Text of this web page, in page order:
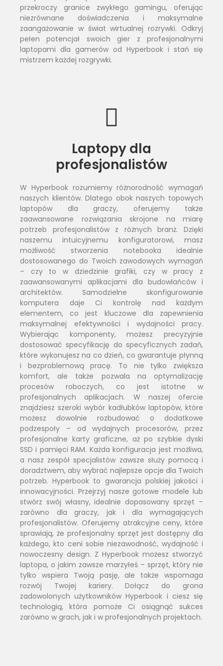
przekroczy granice zwykłego gamingu, oferując
niezrównane doświadczenia i maksymalne
zaangażowanie w świat wirtualnej rozrywki. Odkryj
pełen potencjał swoich gier z profesjonalnymi
laptopami dla gamerów od Hyperbook i stań się
mistrzem każdej rozgrywki.
Laptopy dla
profesjonalistów
W Hyperbook rozumiemy różnorodność wymagań
naszych klientów. Dlatego obok naszych topowych
laptopów dla graczy, oferujemy także
zaawansowane rozwiązania skrojone na miarę
potrzeb profesjonalistów z różnych branż. Dzięki
naszemu intuicyjnemu konfiguratorowi, masz
możliwość stworzenia notebooka idealnie
dostosowanego do Twoich zawodowych wymagań
– czy to w dziedzinie grafiki, czy w pracy z
zaawansowanymi aplikacjami dla budowlańców i
architektów. Samodzielne skonfigurowanie
komputera daje Ci kontrolę nad każdym
elementem, co jest kluczowe dla zapewnienia
maksymalnej efektywności i wydajności pracy.
Wybierając komponenty, możesz precyzyjnie
dostosować specyfikację do specyficznych zadań,
które wykonujesz na co dzień, co gwarantuje płynną
i bezproblemową pracę. To nie tylko zwiększa
komfort, ale także pozwala na optymalizację
procesów roboczych, co jest istotne w
profesjonalnych aplikacjach. W naszej ofercie
znajdziesz szeroki wybór kadłubków laptopów, które
możesz dowolnie rozbudować o dodatkowe
podzespoły – od wydajnych procesorów, przez
profesjonalne karty graficzne, aż po szybkie dyski
SSD i pamięci RAM. Każda konfiguracja jest możliwa,
a nasz zespół specjalistów zawsze służy pomocą i
doradztwem, aby wybrać najlepsze opcje dla Twoich
potrzeb. Hyperbook to gwarancja polskiej jakości i
innowacyjności. Przejrzyj nasze gotowe modele lub
stwórz swój własny, idealnie dopasowany sprzęt –
zarówno dla graczy, jak i dla wymagających
profesjonalistów. Oferujemy atrakcyjne ceny, które
sprawiają, że profesjonalny sprzęt jest dostępny dla
każdego, kto ceni sobie niezawodność, wydajność i
nowoczesny design. Z Hyperbook możesz stworzyć
laptopa, o jakim zawsze marzyłeś – sprzęt, który nie
tylko wspiera Twoją pasję, ale także wspomaga
rozwój Twojej kariery. Dołącz do grona
zadowolonych użytkowników Hyperbook i ciesz się
technologią, która pomoże Ci osiągnąć sukces
zarówno w grach, jak i w profesjonalnych projektach.